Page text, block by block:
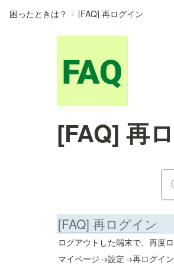
困ったときは？ / [FAQ] 再ログイン
[FAQ] 再
[FAQ] 再ログイン
ログアウトした端末で、再度
マイページ→設定→再ログイン